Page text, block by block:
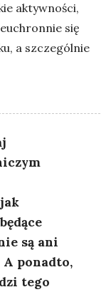
aktywności,
się
a szczególnie
są ani
ponadto,
tego